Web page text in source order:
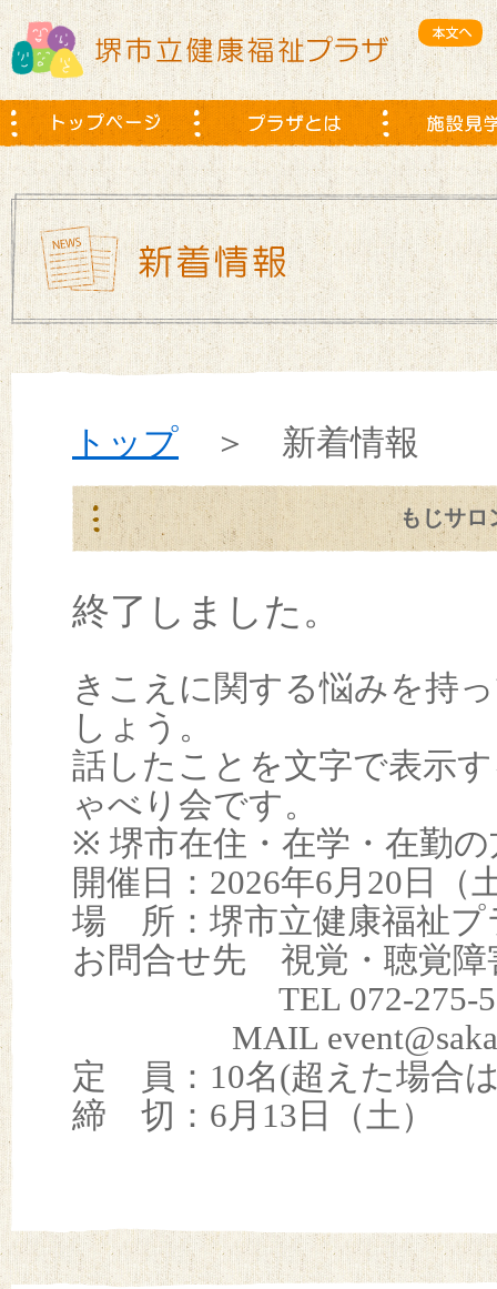
トップ ＞ 新着情報
もじサロ
終了しました。
きこえに関する悩みを持
しょう。
話したことを文字で表示
ゃべり会です。
※ 堺市在住・在学・在勤
開催日：2026年6月20日（
場 所：堺市立健康福祉プ
お問合せ先 視覚・聴覚障
TEL 072-275-5024
MAIL event@sakai-
定 員：10名(超えた場合
締 切：6月13日（土）